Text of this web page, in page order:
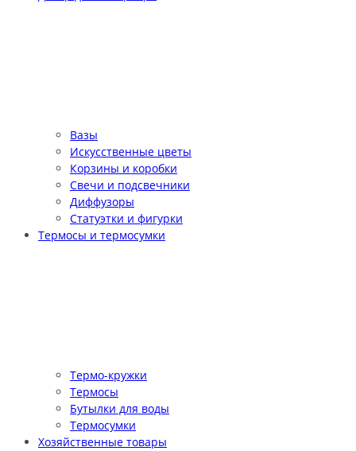
Вазы
Искусственные цветы
Корзины и коробки
Свечи и подсвечники
Диффузоры
Статуэтки и фигурки
Термосы и термосумки
Термо-кружки
Термосы
Бутылки для воды
Термосумки
Хозяйственные товары